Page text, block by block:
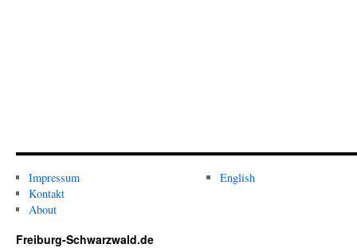
Impressum
Kontakt
About
English
Freiburg-Schwarzwald.de